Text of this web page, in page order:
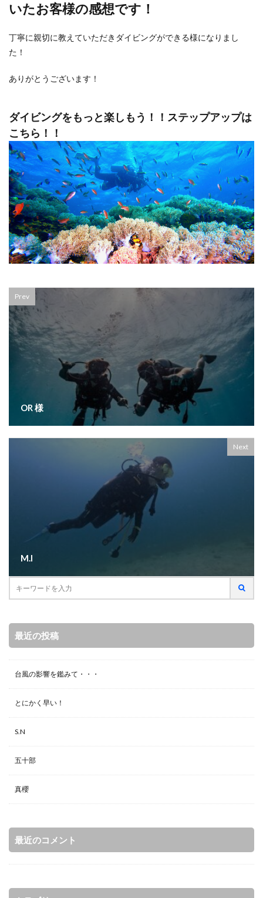
いたお客様の感想です！
丁寧に親切に教えていただきダイビングができる様になりまし
た！
ありがとうございます！
ダイビングをもっと楽しもう！！ステップアップは
こちら！！
Prev
OR 様
Next
M.I
最近の投稿
台風の影響を鑑みて・・・
とにかく早い！
S.N
五十部
真櫻
最近のコメント